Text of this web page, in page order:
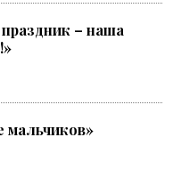
– наша
мальчиков»